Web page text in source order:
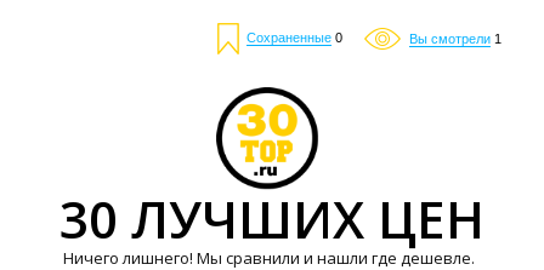
Сохраненные 0 Вы смотрели 1
30 ЛУЧШИХ ЦЕН
Ничего лишнего! Мы сравнили и нашли где дешевле.